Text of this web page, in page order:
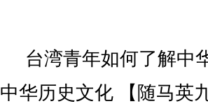
台湾青年如何了解中
中华历史文化 【随马英